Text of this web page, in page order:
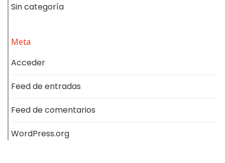
Sin categoría
Meta
Acceder
Feed de entradas
Feed de comentarios
WordPress.org